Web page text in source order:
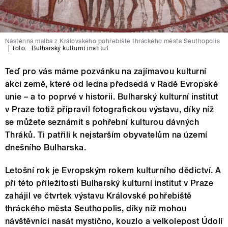
Nástěnná malba z Královského pohřebiště thráckého města Seuthopolis
foto: Bulharský kulturní institut
Teď pro vás máme pozvánku na zajímavou kulturní
akci země, které od ledna předsedá v Radě Evropské
unie – a to poprvé v historii. Bulharský kulturní institut
v Praze totiž připravil fotografickou výstavu, díky níž
se můžete seznámit s pohřební kulturou dávných
Thráků. Ti patřili k nejstarším obyvatelům na území
dnešního Bulharska.
Letošní rok je Evropským rokem kulturního dědictví. A
při této příležitosti Bulharský kulturní institut v Praze
zahájil ve čtvrtek výstavu Královské pohřebiště
thráckého města Seuthopolis, díky níž mohou
návštěvníci nasát mystično, kouzlo a velkolepost Údolí